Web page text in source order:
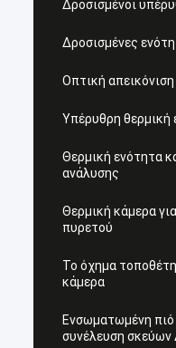
Δροσισμένοι
Δροσισμένες
Οπτική απεικόνιση
Υπέρυθρη θερμική
Θερμική ενότητα
ανάλυσης
Θερμική κάμερα
πυρετού
Το όχημα
κάμερα
Ενσωματωμένη
συνέλευση